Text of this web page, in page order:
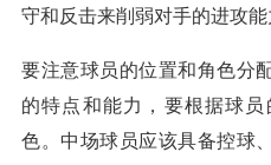
守和反击来削弱对手的进攻能
要注意球员的位置和角色分
的特点和能力，要根据球
色。中场球员应该具备控球